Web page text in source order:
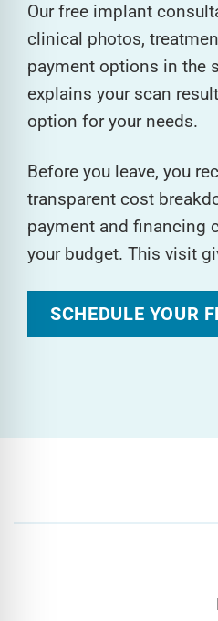
Our free implant
clinical photos,
payment options in the
explains your scan
option for your needs.
Before you leave, you
transparent cost
payment and financing
your budget. This visit
SCHEDULE YOUR